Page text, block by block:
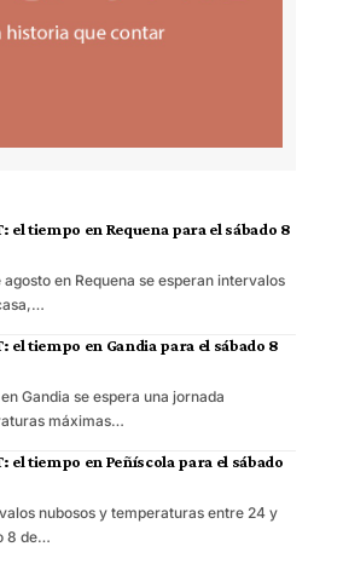
el tiempo en Requena para el sábado 8
en Requena se esperan intervalos
el tiempo en Gandia para el sábado 8
Gandia se espera una jornada
máximas…
el tiempo en Peñíscola para el sábado
nubosos y temperaturas entre 24 y
8 de…